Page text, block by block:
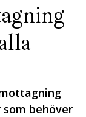
behöver